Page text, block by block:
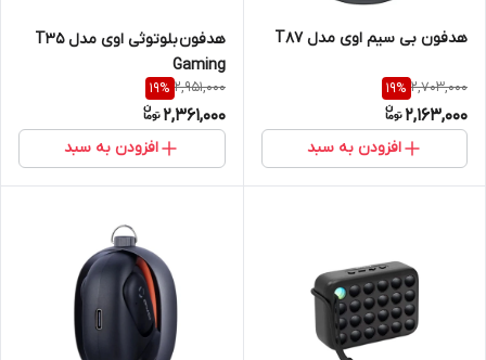
هدفون بی سیم اوی مدل T87
2,703,000
19%
2,163,000
افزودن به سبد
هدفون بلوتوثی اوی مدل T35
Gaming
2,951,000
19%
2,361,000
افزودن به سبد